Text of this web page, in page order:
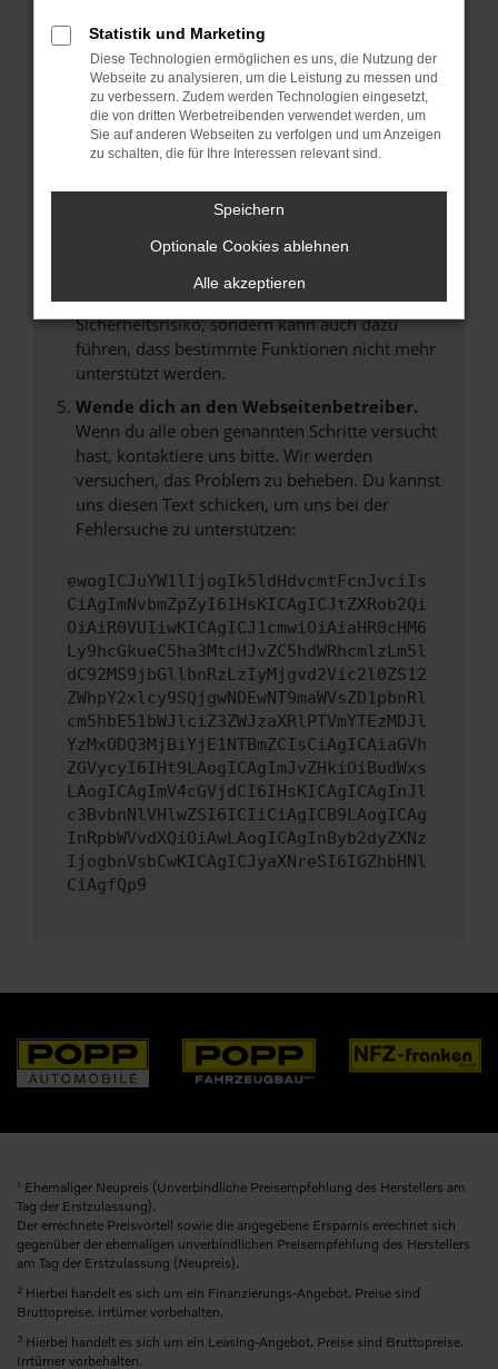
können das Laden bestimmter Seiten
verhindern. Funktioniert die Seite in einem
anderen Browser oder in einem privaten
Fenster?
Starte dein Gerät neu.
Probleme zu beheben.
Betriebssystem auf dem neuesten Stand
Veraltete Software birgt nicht nur ein
Sicherheitsrisiko, sondern kann auch dazu
führen, dass bestimmte Funktionen nicht mehr
unterstützt werden.
Wende dich an den Webseitenbetreiber.
Wenn du alle oben genannten Schritte versucht
hast, kontaktiere uns bitte. Wir werden
versuchen, das Problem zu beheben. Du kannst
uns diesen Text schicken, um uns bei der
Fehlersuche zu unterstützen:
ewogICJuYW1lIjogIk5ldHdvcmtFcnJvciIs
CiAgImNvbmZpZyI6IHsKICAgICJtZXRob2Qi
OiAiR0VUIiwKICAgICJ1cmwiOiAiaHR0cHM6
Ly9hcGkueC5ha3MtcHJvZC5hdWRhcmlzLm5l
dC92MS9jbGllbnRzLzIyMjgvd2Vic2l0ZS12
ZWhpY2xlcy9SQjgwNDEwNT9maWVsZD1pbnRl
cm5hbE51bWJlciZ3ZWJzaXRlPTVmYTEzMDJl
YzMxODQ3MjBiYjE1NTBmZCIsCiAgICAiaGVh
ZGVycyI6IHt9LAogICAgImJvZHkiOiBudWxs
LAogICAgImV4cGVjdCI6IHsKICAgICAgInJl
c3BvbnNlVHlwZSI6ICIiCiAgICB9LAogICAg
InRpbWVvdXQiOiAwLAogICAgInByb2dyZXNz
IjogbnVsbCwKICAgICJyaXNreSI6IGZhbHNl
CiAgfQp9
1 Ehemaliger Neupreis (Unverbindliche Preisempfehlung des Herstellers am
Tag der Erstzulassung).
Der errechnete Preisvorteil sowie die angegebene Ersparnis errechnet sich
gegenüber der ehemaligen unverbindlichen Preisempfehlung des Herstellers
am Tag der Erstzulassung (Neupreis).
2 Hierbei handelt es sich um ein Finanzierungs-Angebot. Preise sind
Bruttopreise. Irrtümer vorbehalten.
3 Hierbei handelt es sich um ein Leasing-Angebot. Preise sind Bruttopreise.
Irrtümer vorbehalten.
Statistik und Marketing
Diese Technologien ermöglichen es uns, die Nutzung der
Webseite zu analysieren, um die Leistung zu messen und
zu verbessern. Zudem werden Technologien eingesetzt,
die von dritten Werbetreibenden verwendet werden, um
Sie auf anderen Webseiten zu verfolgen und um Anzeigen
zu schalten, die für Ihre Interessen relevant sind.
Speichern
Optionale Cookies ablehnen
Alle akzeptieren